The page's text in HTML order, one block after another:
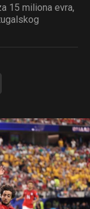
15 miliona evra,